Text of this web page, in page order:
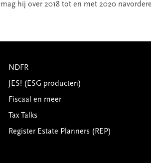
mag hij over 2018 tot en met 2020
NDFR
JES! (ESG producten)
Fiscaal en meer
Tax Talks
Register Estate Planners (REP)